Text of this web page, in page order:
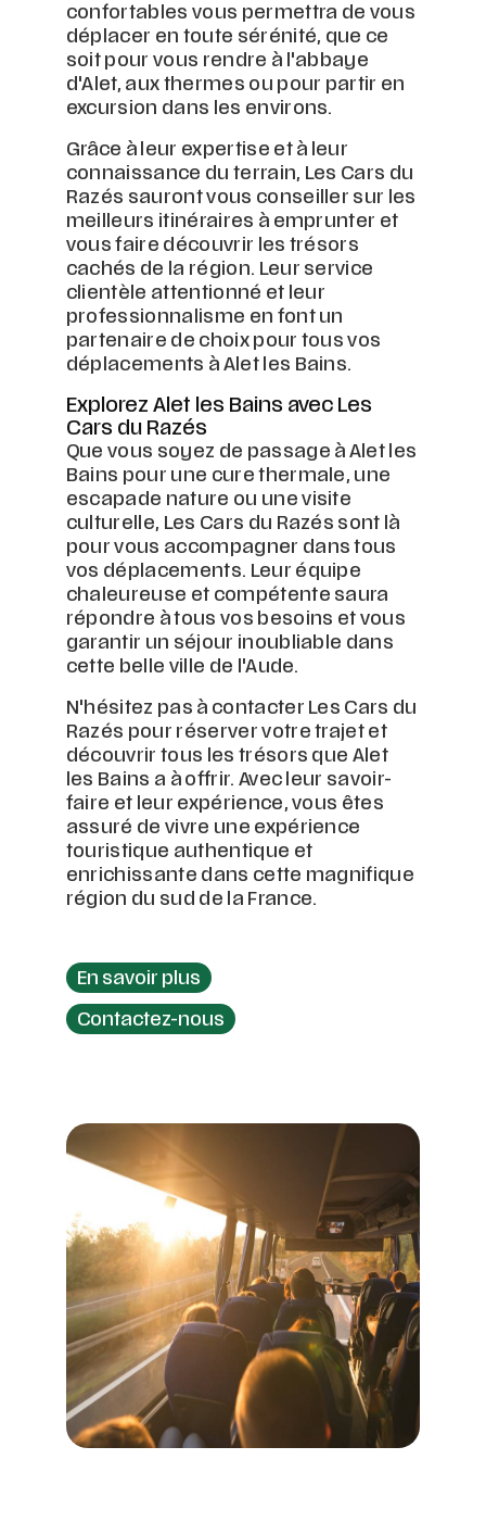
confortables vous permettra de vous
déplacer en toute sérénité, que ce
soit pour vous rendre à l'abbaye
d'Alet, aux thermes ou pour partir en
excursion dans les environs.
Grâce à leur expertise et à leur
connaissance du terrain, Les Cars du
Razés sauront vous conseiller sur les
meilleurs itinéraires à emprunter et
vous faire découvrir les trésors
cachés de la région. Leur service
clientèle attentionné et leur
professionnalisme en font un
partenaire de choix pour tous vos
déplacements à Alet les Bains.
Explorez Alet les Bains avec Les
Cars du Razés
Que vous soyez de passage à Alet les
Bains pour une cure thermale, une
escapade nature ou une visite
culturelle, Les Cars du Razés sont là
pour vous accompagner dans tous
vos déplacements. Leur équipe
chaleureuse et compétente saura
répondre à tous vos besoins et vous
garantir un séjour inoubliable dans
cette belle ville de l'Aude.
N'hésitez pas à contacter Les Cars du
Razés pour réserver votre trajet et
découvrir tous les trésors que Alet
les Bains a à offrir. Avec leur savoir-
faire et leur expérience, vous êtes
assuré de vivre une expérience
touristique authentique et
enrichissante dans cette magnifique
région du sud de la France.
En savoir plus
Contactez-nous